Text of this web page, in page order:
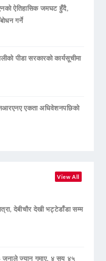
ऐतिहासिक जमघट हुँदै,
गर्ने
पीडा सरकारको कार्यसूचीमा
एकता अधिवेशनपछिको
View All
देबीचौर देखी भट्टेडाँडा सम्म
जनाले ज्यान गुमाए, ४ सय ४५